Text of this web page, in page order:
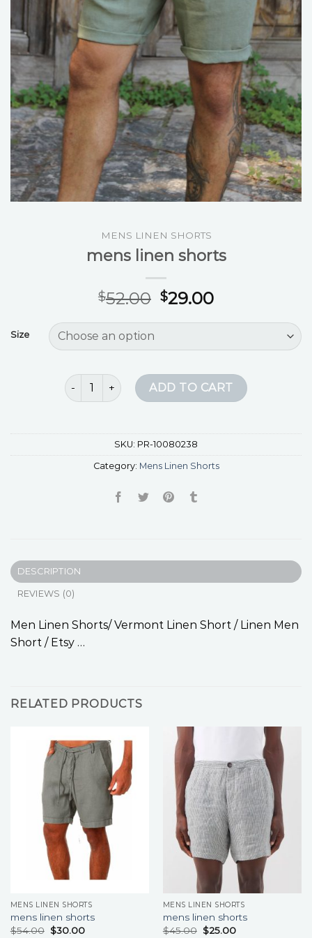
MENS LINEN SHORTS
mens linen shorts
$52.00 $29.00
Size
mens linen shorts quantity
ADD TO CART
SKU: PR-10080238
Category: Mens Linen Shorts
DESCRIPTION
REVIEWS (0)
Men Linen Shorts/ Vermont Linen Short / Linen Men
Short / Etsy …
RELATED PRODUCTS
MENS LINEN SHORTS
mens linen shorts
$54.00 $30.00
MENS LINEN SHORTS
mens linen shorts
$45.00 $25.00